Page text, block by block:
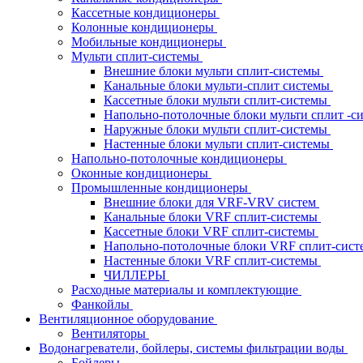
Кассетные кондиционеры
Колонные кондиционеры
Мобильные кондиционеры
Мульти сплит-системы
Внешние блоки мульти сплит-системы
Канальные блоки мульти-сплит системы
Кассетные блоки мульти сплит-системы
Напольно-потолочные блоки мульти сплит -
Наружные блоки мульти сплит-системы
Настенные блоки мульти сплит-системы
Напольно-потолочные кондиционеры
Оконные кондиционеры
Промышленные кондиционеры
Внешние блоки для VRF-VRV систем
Канальные блоки VRF сплит-системы
Кассетные блоки VRF сплит-системы
Напольно-потолочные блоки VRF сплит-
Настенные блоки VRF сплит-системы
ЧИЛЛЕРЫ
Расходные материалы и комплектующие
Фанкойлы
Вентиляционное оборудование
Вентиляторы
Водонагреватели, бойлеры, системы фильтрации воды